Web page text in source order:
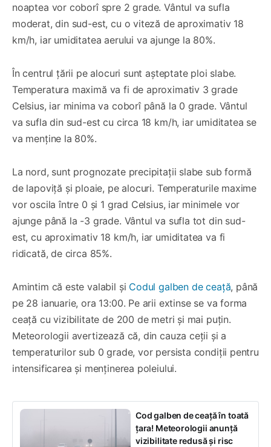
noaptea vor coborî spre 2 grade. Vântul va sufla
moderat, din sud-est, cu o viteză de aproximativ 18
km/h, iar umiditatea aerului va ajunge la 80%.
În centrul țării pe alocuri sunt așteptate ploi slabe.
Temperatura maximă va fi de aproximativ 3 grade
Celsius, iar minima va coborî până la 0 grade. Vântul
va sufla din sud-est cu circa 18 km/h, iar umiditatea se
va menține la 80%.
La nord, sunt prognozate precipitații slabe sub formă
de lapoviță și ploaie, pe alocuri. Temperaturile maxime
vor oscila între 0 și 1 grad Celsius, iar minimele vor
ajunge până la -3 grade. Vântul va sufla tot din sud-
est, cu aproximativ 18 km/h, iar umiditatea va fi
ridicată, de circa 85%.
Amintim că este valabil și Codul galben de ceață, până
pe 28 ianuarie, ora 13:00. Pe arii extinse se va forma
ceață cu vizibilitate de 200 de metri și mai puțin.
Meteorologii avertizează că, din cauza ceții și a
temperaturilor sub 0 grade, vor persista condiții pentru
intensificarea și menținerea poleiului.
Cod galben de ceață în toată
țara! Meteorologii anunță
vizibilitate redusă și risc